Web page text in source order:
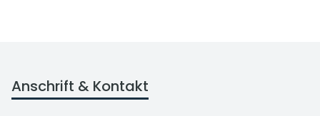
Anschrift & Kontakt